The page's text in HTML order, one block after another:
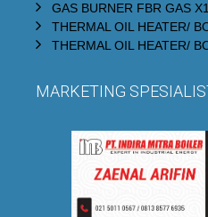
GAS BURNER FBR GAS
THERMAL OIL HEATER/
THERMAL OIL HEATER/
MARKETING